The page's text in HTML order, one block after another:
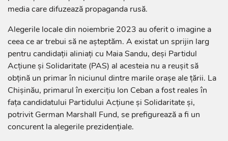
media care difuzează propaganda rusă.
Alegerile locale din noiembrie 2023 au oferit o imagine a
ceea ce ar trebui să ne așteptăm. A existat un sprijin larg
pentru candidații aliniați cu Maia Sandu, deși Partidul
Acțiune și Solidaritate (PAS) al acesteia nu a reușit să
obțină un primar în niciunul dintre marile orașe ale țării. La
Chișinău, primarul în exercițiu Ion Ceban a fost reales în
fața candidatului Partidului Acțiune și Solidaritate și,
potrivit German Marshall Fund, se prefigurează a fi un
concurent la alegerile prezidențiale.